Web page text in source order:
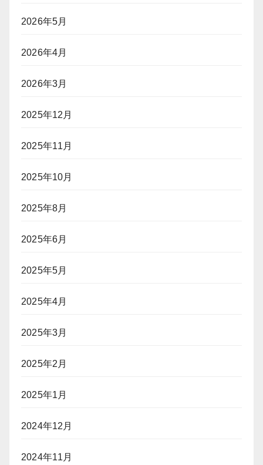
2026年5月
2026年4月
2026年3月
2025年12月
2025年11月
2025年10月
2025年8月
2025年6月
2025年5月
2025年4月
2025年3月
2025年2月
2025年1月
2024年12月
2024年11月